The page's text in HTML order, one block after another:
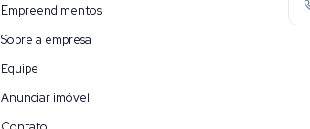
Empreendimentos
Sobre a empresa
Equipe
Anunciar imóvel